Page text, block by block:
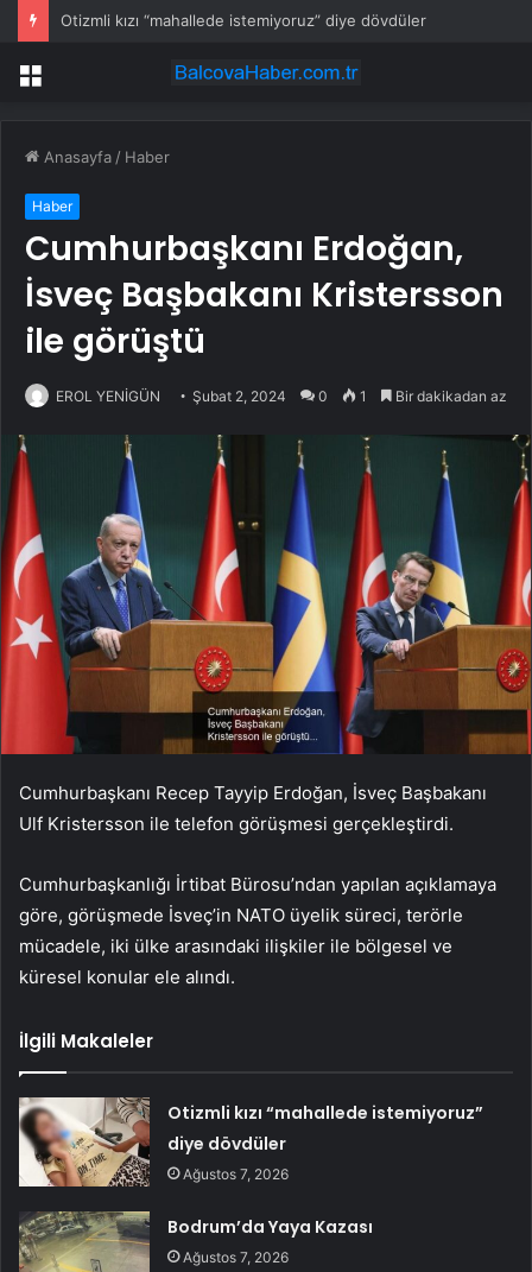
Otizmli kızı “mahallede istemiyoruz” diye dövdüler
Menü
Anasayfa / Haber
Haber
Cumhurbaşkanı Erdoğan,
İsveç Başbakanı Kristersson
ile görüştü
EROL YENİGÜN Şubat 2, 2024 0 1 Bir dakikadan az
Cumhurbaşkanı Recep Tayyip Erdoğan, İsveç Başbakanı
Ulf Kristersson ile telefon görüşmesi gerçekleştirdi.
Cumhurbaşkanlığı İrtibat Bürosu’ndan yapılan açıklamaya
göre, görüşmede İsveç’in NATO üyelik süreci, terörle
mücadele, iki ülke arasındaki ilişkiler ile bölgesel ve
küresel konular ele alındı.
İlgili Makaleler
Otizmli kızı “mahallede istemiyoruz”
diye dövdüler
Ağustos 7, 2026
Bodrum’da Yaya Kazası
Ağustos 7, 2026